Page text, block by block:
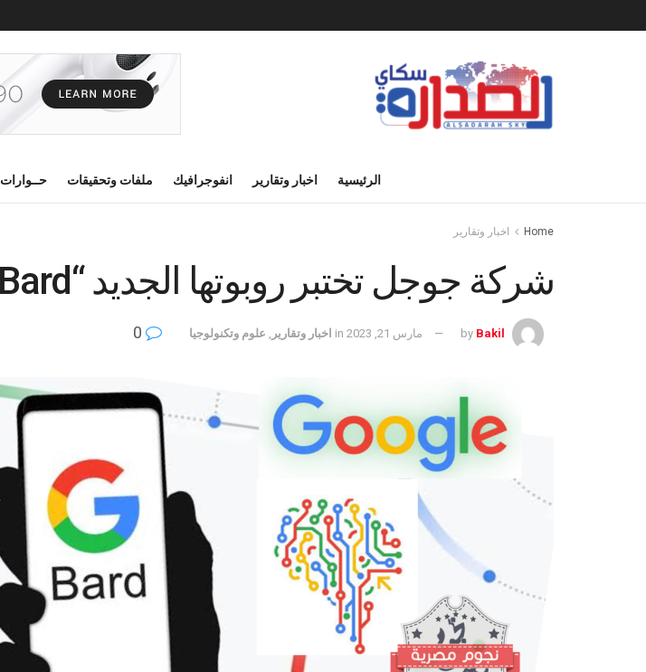
الرئيسية اخبار وتقارير انفوجرافيك ملفات وتحقيقات حــوارات
Home اخبار وتقارير
شركة جوجل تختبر روبوتها الجديد “Bard”
by Bakil مارس 21, 2023 in اخبار وتقارير علوم وتكنولوجيا